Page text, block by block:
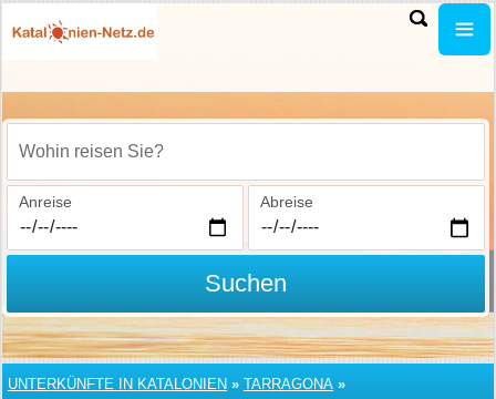
Wohin reisen Sie?
Anreise Abreise
Suchen
UNTERKÜNFTE IN KATALONIEN » TARRAGONA »